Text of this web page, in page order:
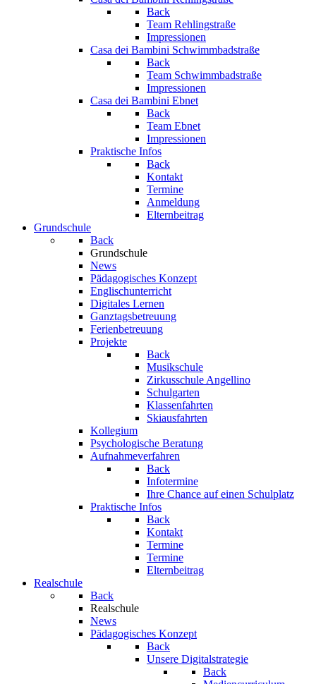
Back
Team Rehlingstraße
Impressionen
Casa dei Bambini Schwimmbadstraße
Back
Team Schwimmbadstraße
Impressionen
Casa dei Bambini Ebnet
Back
Team Ebnet
Impressionen
Praktische Infos
Back
Kontakt
Termine
Anmeldung
Elternbeitrag
Grundschule
Back
Grundschule
News
Pädagogisches Konzept
Englischunterricht
Digitales Lernen
Ganztagsbetreuung
Ferienbetreuung
Projekte
Back
Musikschule
Zirkusschule Angellino
Schulgarten
Klassenfahrten
Skiausfahrten
Kollegium
Psychologische Beratung
Aufnahmeverfahren
Back
Infotermine
Ihre Chance auf einen Schulplatz
Praktische Infos
Back
Kontakt
Termine
Termine
Elternbeitrag
Realschule
Back
Realschule
News
Pädagogisches Konzept
Back
Unsere Digitalstrategie
Back